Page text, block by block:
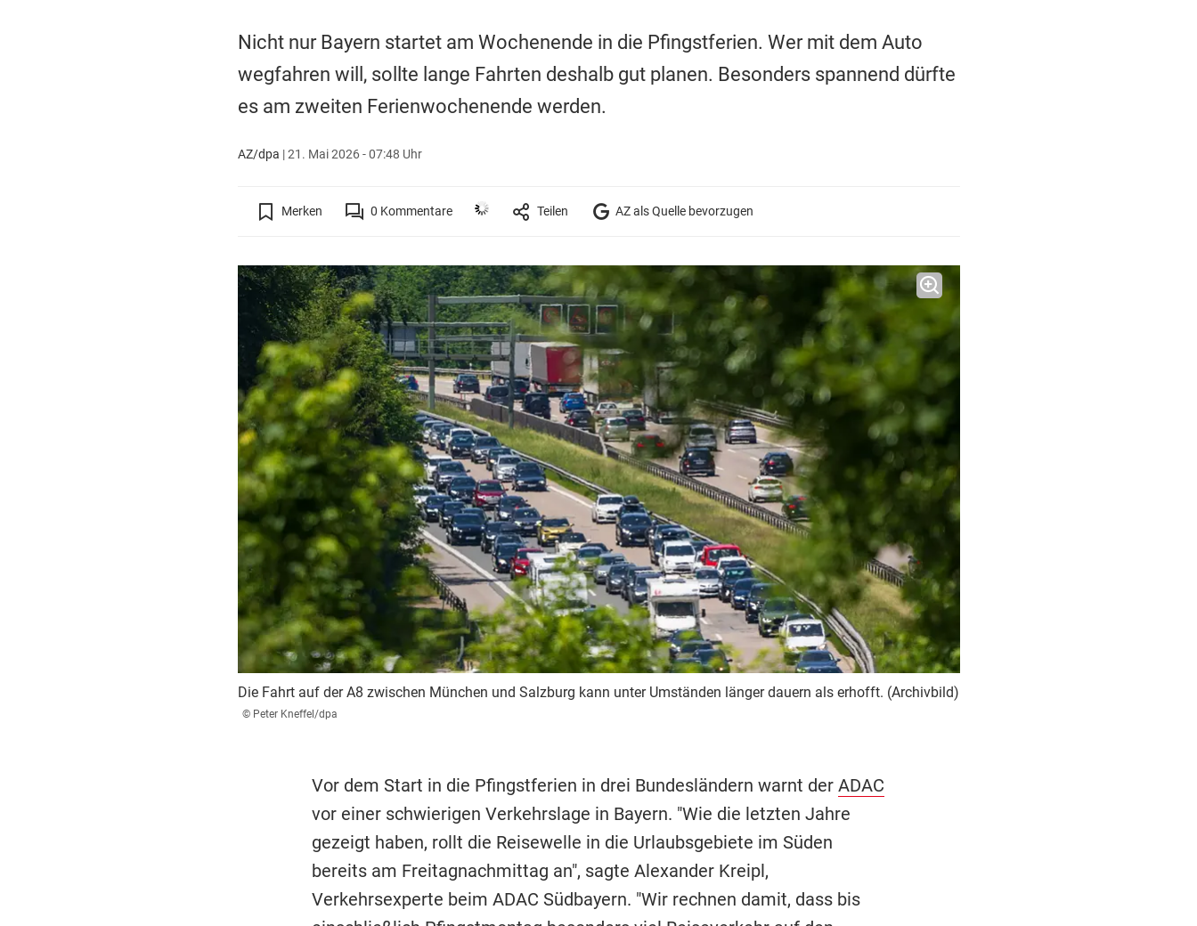
Nicht nur Bayern startet am Wochenende in die Pfingstferien. Wer mit dem Auto
wegfahren will, sollte lange Fahrten deshalb gut planen. Besonders spannend dürfte
es am zweiten Ferienwochenende werden.
AZ/dpa |21. Mai 2026 - 07:48 Uhr
Merken 0 Kommentare Teilen AZ als Quelle bevorzugen
Die Fahrt auf der A8 zwischen München und Salzburg kann unter Umständen länger dauern als erhofft. (Archivbild)
© Peter Kneffel/dpa
Vor dem Start in die Pfingstferien in drei Bundesländern warnt der ADAC
vor einer schwierigen Verkehrslage in Bayern. "Wie die letzten Jahre
gezeigt haben, rollt die Reisewelle in die Urlaubsgebiete im Süden
bereits am Freitagnachmittag an", sagte Alexander Kreipl,
Verkehrsexperte beim ADAC Südbayern. "Wir rechnen damit, dass bis